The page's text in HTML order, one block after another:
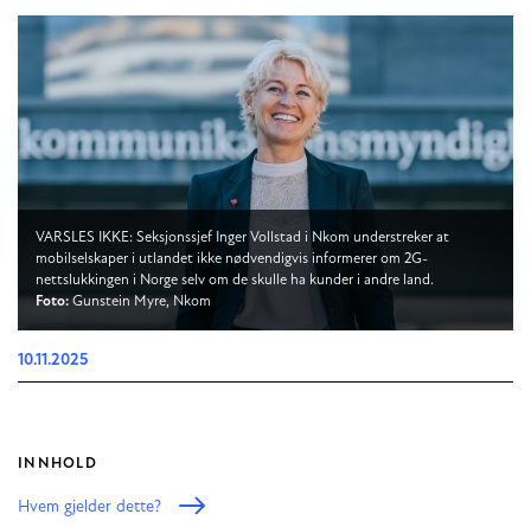
VARSLES IKKE: Seksjonssjef Inger Vollstad i Nkom understreker at
mobilselskaper i utlandet ikke nødvendigvis informerer om 2G-
nettslukkingen i Norge selv om de skulle ha kunder i andre land.
Foto: Gunstein Myre, Nkom
10.11.2025
INNHOLD
Hvem gjelder dette?